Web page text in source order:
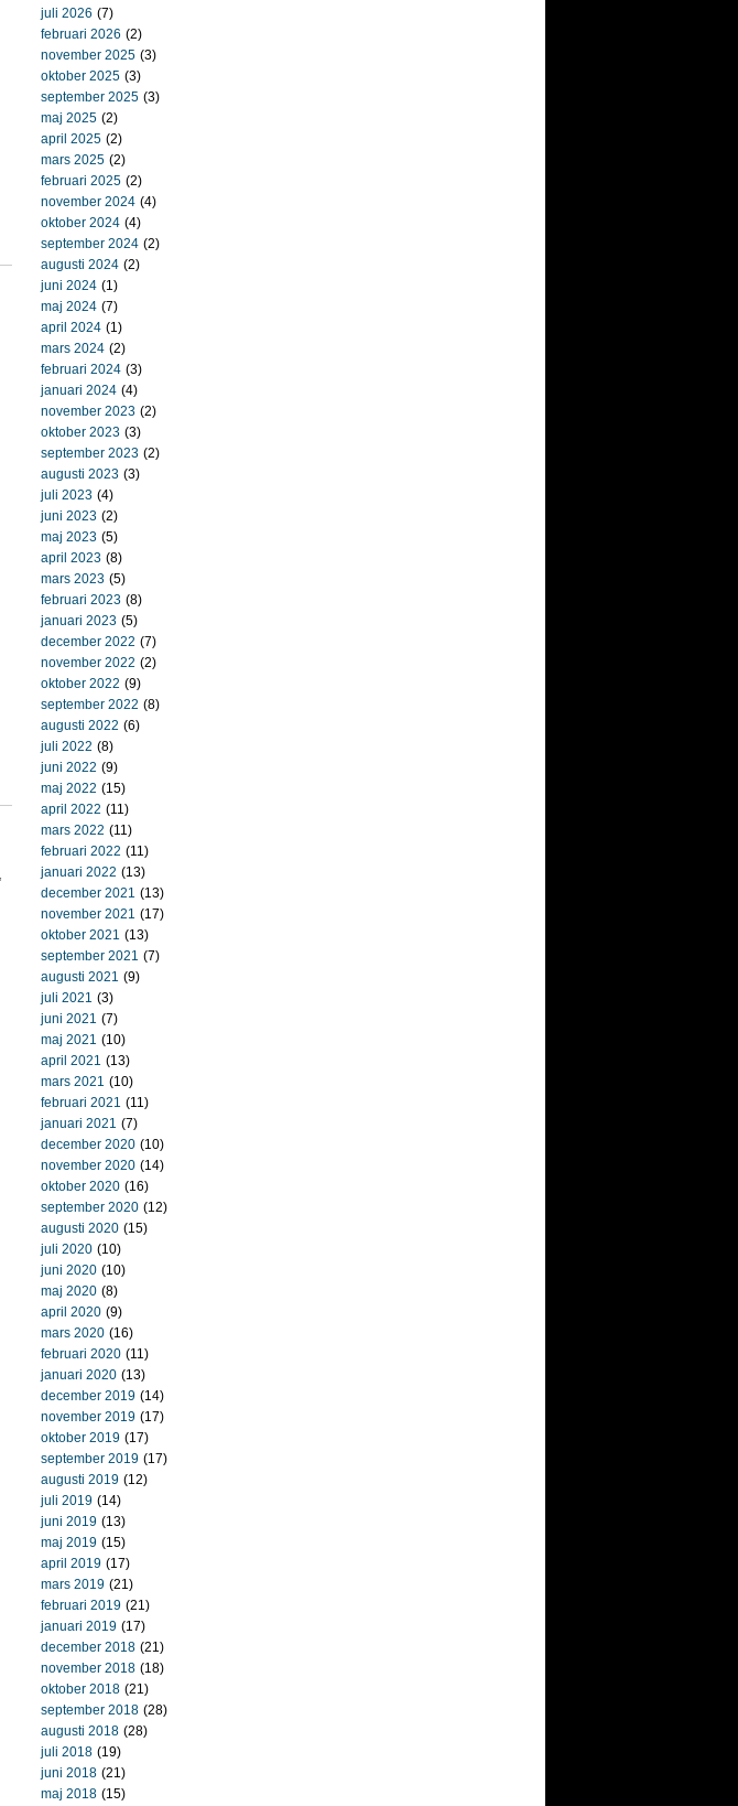
juli 2026 (7)
februari 2026 (2)
november 2025 (3)
oktober 2025 (3)
september 2025 (3)
maj 2025 (2)
april 2025 (2)
mars 2025 (2)
februari 2025 (2)
november 2024 (4)
oktober 2024 (4)
september 2024 (2)
augusti 2024 (2)
juni 2024 (1)
maj 2024 (7)
april 2024 (1)
mars 2024 (2)
februari 2024 (3)
januari 2024 (4)
november 2023 (2)
oktober 2023 (3)
september 2023 (2)
augusti 2023 (3)
juli 2023 (4)
juni 2023 (2)
maj 2023 (5)
april 2023 (8)
mars 2023 (5)
februari 2023 (8)
januari 2023 (5)
december 2022 (7)
november 2022 (2)
oktober 2022 (9)
september 2022 (8)
augusti 2022 (6)
juli 2022 (8)
juni 2022 (9)
maj 2022 (15)
april 2022 (11)
mars 2022 (11)
februari 2022 (11)
januari 2022 (13)
december 2021 (13)
november 2021 (17)
oktober 2021 (13)
september 2021 (7)
augusti 2021 (9)
juli 2021 (3)
juni 2021 (7)
maj 2021 (10)
april 2021 (13)
mars 2021 (10)
februari 2021 (11)
januari 2021 (7)
december 2020 (10)
november 2020 (14)
oktober 2020 (16)
september 2020 (12)
augusti 2020 (15)
juli 2020 (10)
juni 2020 (10)
maj 2020 (8)
april 2020 (9)
mars 2020 (16)
februari 2020 (11)
januari 2020 (13)
december 2019 (14)
november 2019 (17)
oktober 2019 (17)
september 2019 (17)
augusti 2019 (12)
juli 2019 (14)
juni 2019 (13)
maj 2019 (15)
april 2019 (17)
mars 2019 (21)
februari 2019 (21)
januari 2019 (17)
december 2018 (21)
november 2018 (18)
oktober 2018 (21)
september 2018 (28)
augusti 2018 (28)
juli 2018 (19)
juni 2018 (21)
maj 2018 (15)